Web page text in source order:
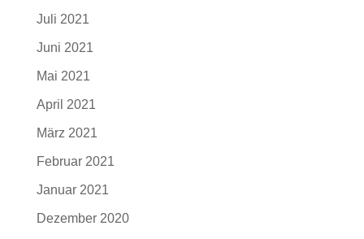
Juli 2021
Juni 2021
Mai 2021
April 2021
März 2021
Februar 2021
Januar 2021
Dezember 2020